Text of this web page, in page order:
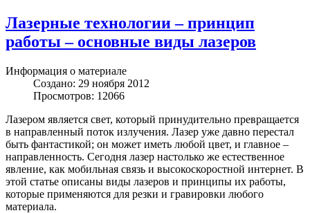
Лазерные технологии – принцип
работы – основные виды лазеров
Информация о материале
Создано: 29 ноября 2012
Просмотров: 12066
Лазером является свет, который принудительно превращается
в направленный поток излучения. Лазер уже давно перестал
быть фантастикой; он может иметь любой цвет, и главное –
направленность. Сегодня лазер настолько же естественное
явление, как мобильная связь и высокоскоростной интернет. В
этой статье описаны виды лазеров и принципы их работы,
которые применяются для резки и гравировки любого
материала.